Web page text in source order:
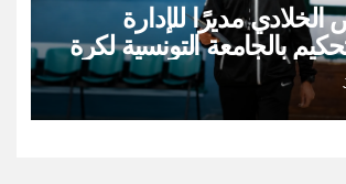
الخلادي مديرًا للإدارة
بالجامعة التونسية لكرة